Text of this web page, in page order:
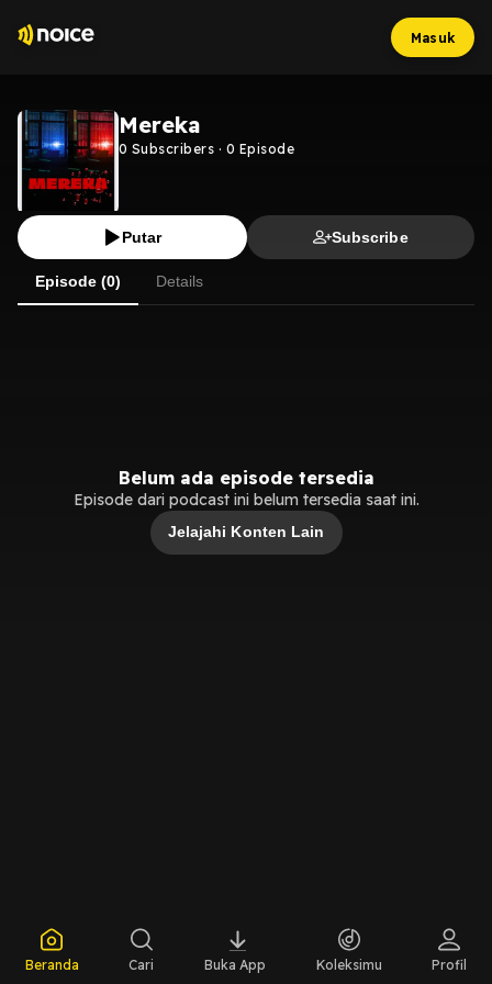
Masuk
Mereka
0 Subscribers · 0 Episode
Putar Subscribe
Episode (0) Details
Belum ada episode tersedia
Episode dari podcast ini belum tersedia saat ini.
Jelajahi Konten Lain
Beranda Cari Buka App Koleksimu Profil